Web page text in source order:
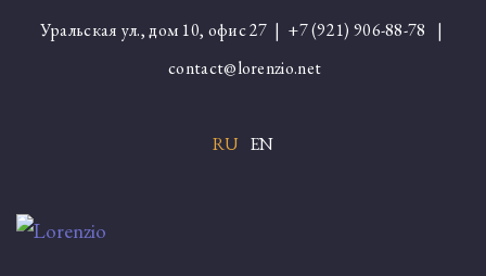
Уральская ул., дом 10, офис 27 | +7 (921) 906-88-78 |
contact@lorenzio.net
RU EN